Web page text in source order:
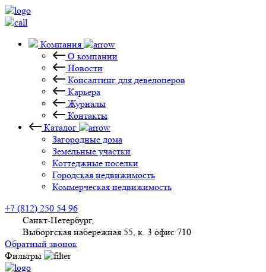
Компания
О компании
Новости
Консалтинг для девелоперов
Карьера
Журналы
Контакты
Каталог
Загородные дома
Земельные участки
Коттеджные поселки
Городская недвижимость
Коммерческая недвижимость
+7 (812) 250 54 96
Санкт-Петербург,
Выборгская набережная 55, к. 3 офис 710
Обратный звонок
Фильтры